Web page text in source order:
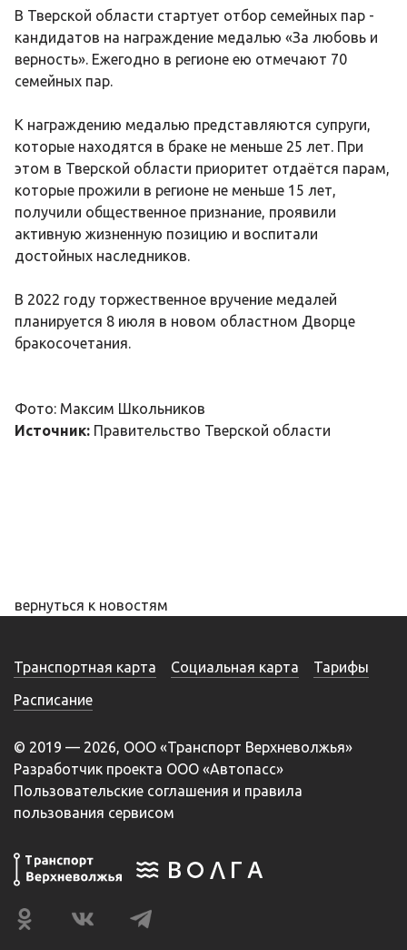
В Тверской области стартует отбор семейных пар -
кандидатов на награждение медалью «За любовь и
верность». Ежегодно в регионе ею отмечают 70
семейных пар.
К награждению медалью представляются супруги,
которые находятся в браке не меньше 25 лет. При
этом в Тверской области приоритет отдаётся парам,
которые прожили в регионе не меньше 15 лет,
получили общественное признание, проявили
активную жизненную позицию и воспитали
достойных наследников.
В 2022 году торжественное вручение медалей
планируется 8 июля в новом областном Дворце
бракосочетания.
Фото: Максим Школьников
Источник: Правительство Тверской области
вернуться к новостям
Транспортная карта Социальная карта
Тарифы
Расписание
© 2019 — 2026, ООО «Транспорт Верхневолжья»
Разработчик проекта ООО «Автопасс»
Пользовательские соглашения и правила
пользования сервисом